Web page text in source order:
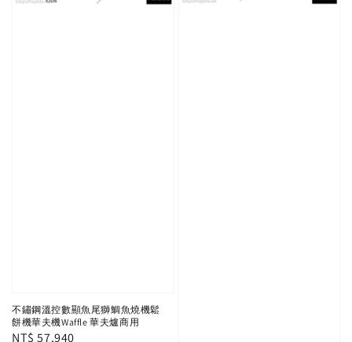
不鏽鋼溫控數顯魚尾獅鯛魚燒機鬆
餅機華夫機Waffle 華夫爐商用
Regular
NT$ 57,940